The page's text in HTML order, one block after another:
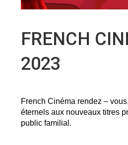
FRENCH
2023
French Cinéma rendez –
éternels aux nouveaux titres
public familial.